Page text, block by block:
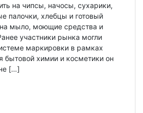
на чипсы, начосы, сухарики,
палочки, хлебцы и готовый
мыло, моющие средства и
участники рынка могли
маркировки в рамках
бытовой химии и косметики он
[…]